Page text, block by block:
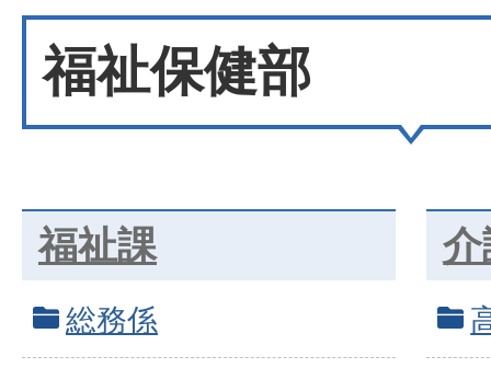
福祉保健部
福祉課
総務係